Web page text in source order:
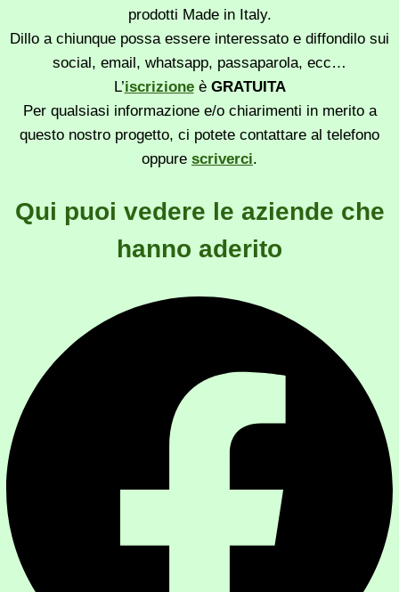
prodotti Made in Italy.
Dillo a chiunque possa essere interessato e diffondilo sui
social, email, whatsapp, passaparola, ecc…
L’iscrizioneè GRATUITA
Per qualsiasi informazione e/o chiarimenti in merito a
questo nostro progetto, ci potete contattare al telefono
oppure scriverci.
Qui puoi vedere le aziende che
hanno aderito